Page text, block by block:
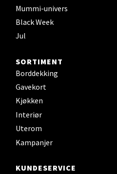
Mummi-univers
Black Week
Jul
SORTIMENT
Borddekking
Gavekort
Kjøkken
Interiør
Uterom
Kampanjer
KUNDESERVICE
8 i butikk
Strømmen - Thon
Strømmen
Åpent i dag 10-21
0 i butikk